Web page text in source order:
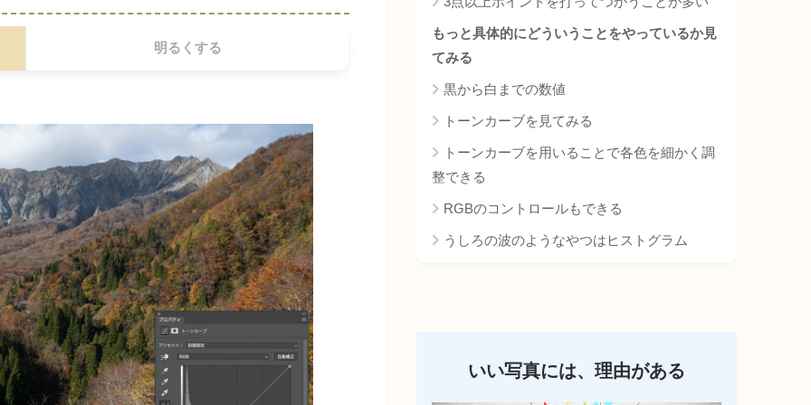
明るくする
もっと具体的にどういうことをやっているか見
てみる
黒から白までの数値
トーンカーブを見てみる
トーンカーブを用いることで各色を細かく調
整できる
RGBのコントロールもできる
うしろの波のようなやつはヒストグラム
いい写真には、理由がある